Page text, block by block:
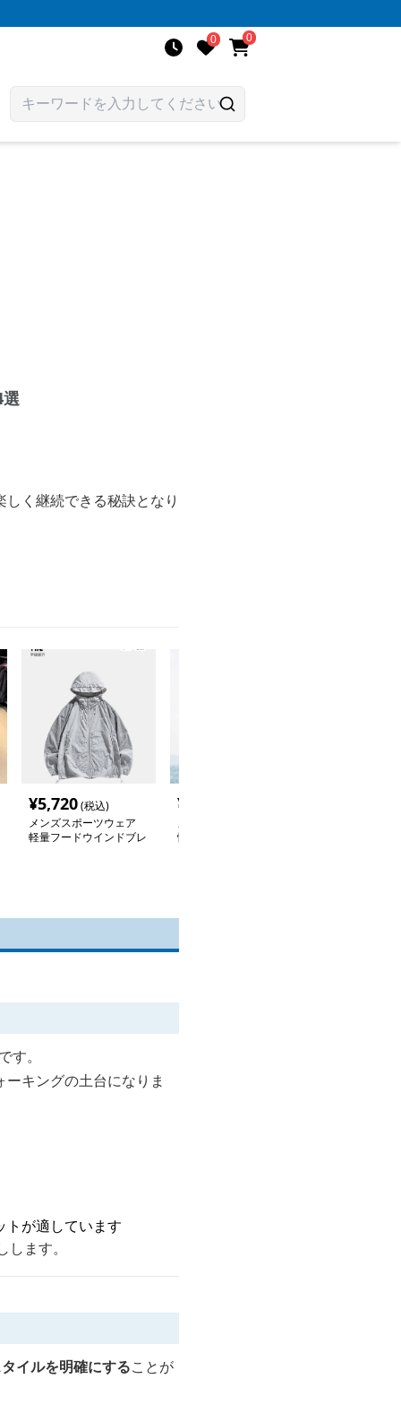
0 0
く継続できる秘訣となり
¥5,720(税込)
メンズスポーツウェア
軽量フードウインドブレ
¥
快適歩行ストレートパン
。
キングの土台になりま
トが適しています
ます。
イルを明確にすることが